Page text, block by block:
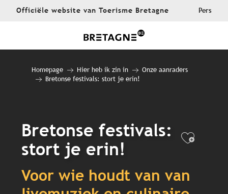
AllerOfficiële website van Toerisme Bretagne Pers
Homepage Hier heb ik zin in
Onze aanraders
Bretonse festivals: stort je erin!
Bretonse festivals:
stort je erin!
Voor wie houdt van van